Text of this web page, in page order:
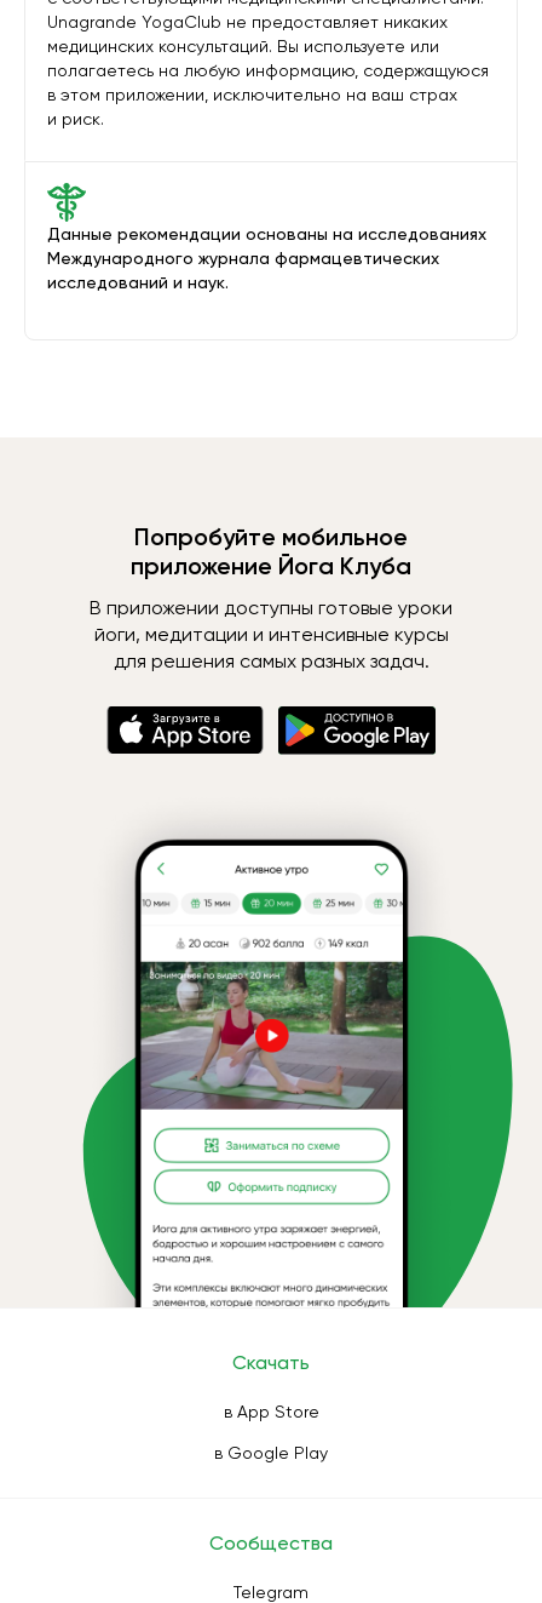
Данные рекомендации основаны на исследованиях
Международного журнала фармацевтических
исследований и наук.
Unagrande YogaClub не предоставляет никаких
медицинских консультаций. Вы используете или
полагаетесь на любую информацию, содержащуюся
в этом приложении, исключительно на ваш страх
и риск.
Попробуйте мобильное
приложение Йога Клуба
В приложении доступны готовые уроки
йоги, медитации и интенсивные курсы
для решения самых разных задач.
Скачать
в App Store
в Google Play
Сообщества
Telegram